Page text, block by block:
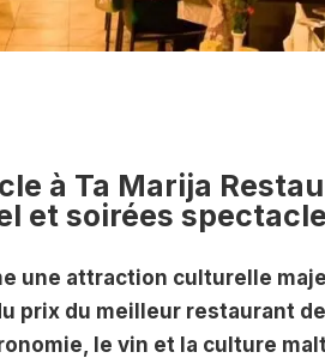
à Ta Marija
et soirées
une attraction culturelle
prix du meilleur restaurant
le vin et la culture